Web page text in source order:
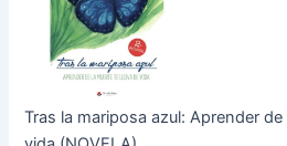
Tras la mariposa azul: Aprender